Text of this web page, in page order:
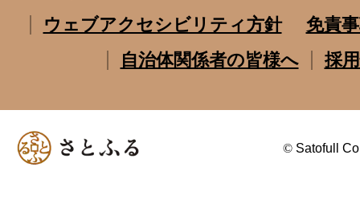
ウェブアクセシビリティ方針
免責
自治体関係者の皆様へ
採
© Satofull